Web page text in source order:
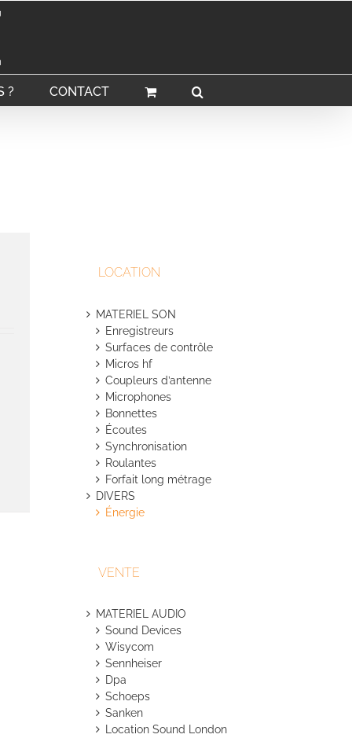
? CONTACT
LOCATION
MATERIEL SON
Enregistreurs
Surfaces de contrôle
Micros hf
Coupleurs d’antenne
Microphones
Bonnettes
Écoutes
Synchronisation
Roulantes
Forfait long métrage
DIVERS
Énergie
VENTE
MATERIEL AUDIO
Sound Devices
Wisycom
Sennheiser
Dpa
Schoeps
Sanken
Location Sound London